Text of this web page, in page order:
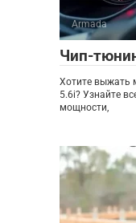
Armada
Чип-
Хотите выжать
5.6i? Узнайте
мощности,